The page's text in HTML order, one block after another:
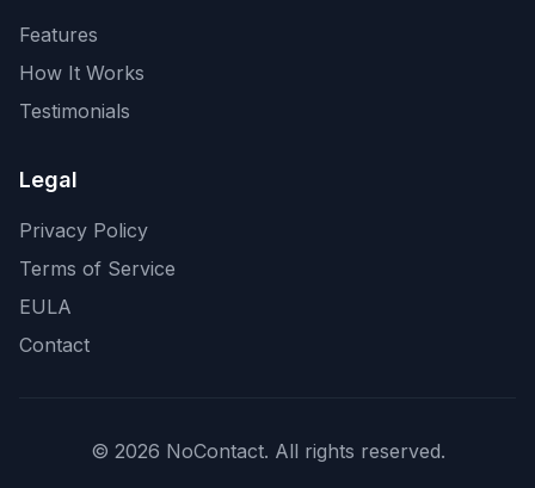
Features
How It Works
Testimonials
Legal
Privacy Policy
Terms of Service
EULA
Contact
© 2026 NoContact. All rights reserved.